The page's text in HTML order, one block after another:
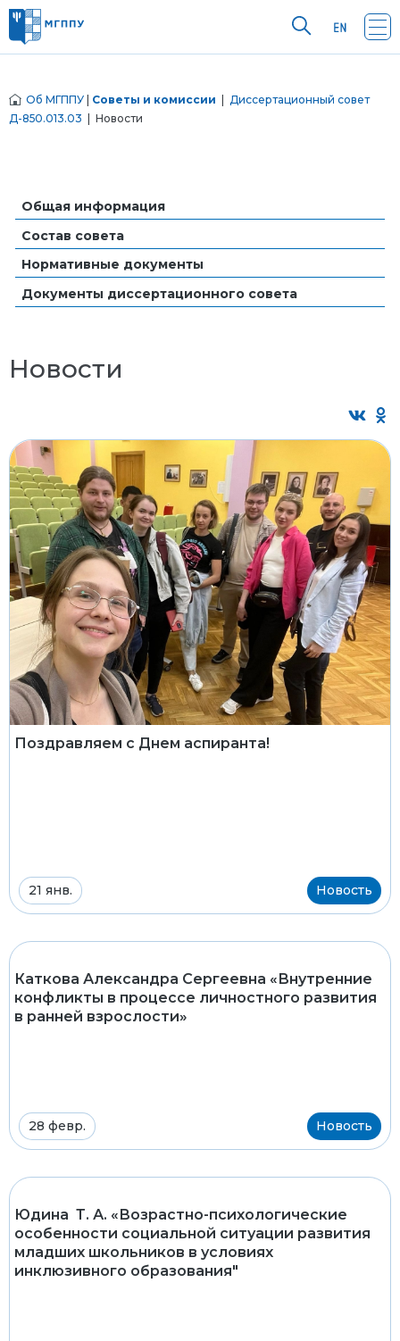
Об МГППУ Советы и комиссии
Диссертационный совет
Д-850.013.03 | Новости
Общая информация
Состав совета
Нормативные документы
Документы диссертационного совета
Новости
Поздравляем с Днем аспиранта!
21 янв. Новость
Каткова Александра Сергеевна «Внутренние
конфликты в процессе личностного развития
в ранней взрослости»
28 февр. Новость
Юдина Т. А. «Возрастно-психологические
особенности социальной ситуации развития
младших школьников в условиях
инклюзивного образования"